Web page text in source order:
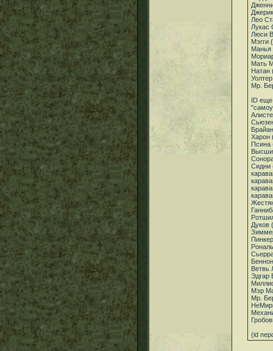
Лео
Лукас
Люси
Мэгги
Манья
Мать
Натан
Мр.
ID еще
Харон
Псина
Сидни
Дуков
Ветвь
Эдгар
Мэр
Мр.
(id